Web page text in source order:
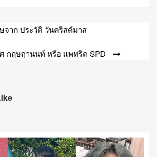
จาก ประวัติ วันคริสต์มาส
กฤษฤานนท์ หรือ แพทริค SPD